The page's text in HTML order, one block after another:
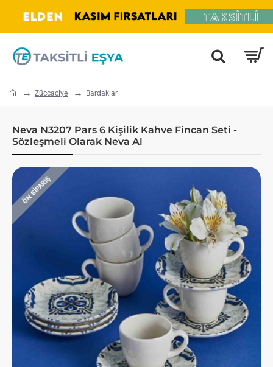
home Züccaciye Bardaklar
Neva N3207 Pars 6 Kişilik Kahve Fincan Seti -
Sözleşmeli Olarak Neva Al
ÖN SIPARIŞ